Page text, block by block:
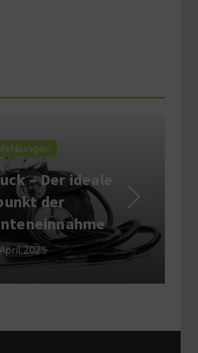
– Der ideale
der
April 2025